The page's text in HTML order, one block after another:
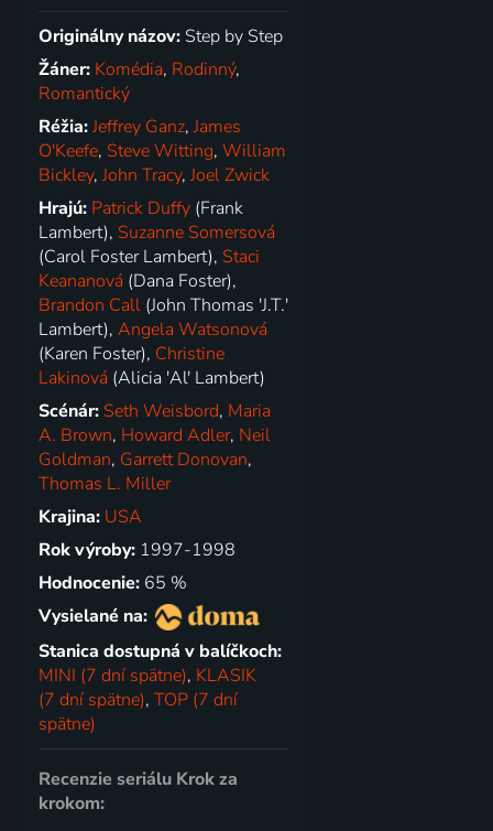
Originálny názov: Step by Step
Žáner: Komédia, Rodinný,
Romantický
Réžia:Jeffrey Ganz,James
O'Keefe, Steve Witting,William
Bickley,John Tracy,Joel Zwick
Hrajú: Patrick Duffy (Frank
Lambert), Suzanne Somersová
(Carol Foster Lambert), Staci
Keananová (Dana Foster),
Brandon Call (John Thomas 'J.T.'
Lambert),Angela Watsonová
(Karen Foster), Christine
Lakinová (Alicia 'Al' Lambert)
Scénár: Seth Weisbord, Maria
A. Brown, Howard Adler, Neil
Goldman, Garrett Donovan,
Thomas L. Miller
Krajina: USA
Rok výroby: 1997-1998
Hodnocenie: 65 %
Vysielané na:
Stanica dostupná v balíčkoch:
MINI (7 dní spätne), KLASIK
(7 dní spätne),TOP (7 dní
spätne)
Recenzie seriálu Krok za
krokom: